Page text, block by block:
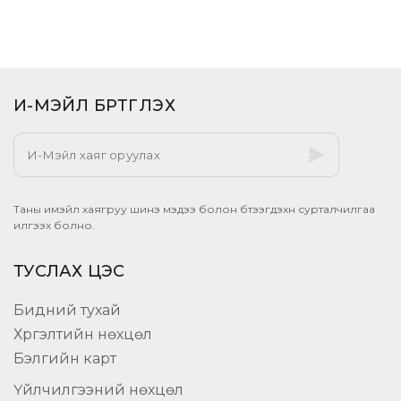
И-МЭЙЛ БҮРТГҮҮЛЭХ​
Таны имэйл хаягруу шинэ мэдээ болон бүтээгдэхүүн сурталчилгаа
илгээх болно.
ТУСЛАХ ЦЭС
Бидний тухай
Хүргэлтийн нөхцөл
Бэлгийн карт
Үйлчилгээний нөхцөл